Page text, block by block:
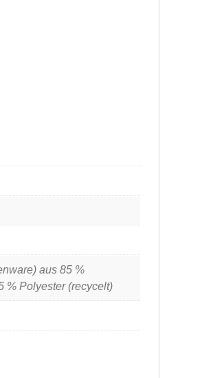
aus 85 %
% Polyester (recycelt)